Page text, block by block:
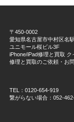
〒450-0002
愛知県名古屋市中村区名
ユニモール桜ビル3F
iPhone/iPad修理と買取 ク
修理と買取のご依頼・お
TEL：0120-654-919
繋がらない場合：052-